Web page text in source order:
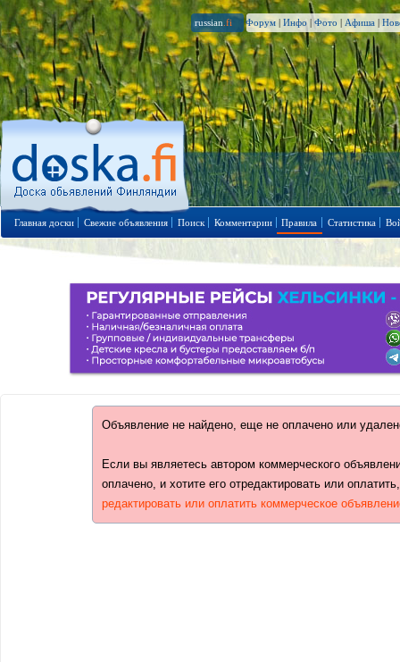
russian .fi Форум | Инфо | Фото | Афиша |
Главная доски Свежие объявления Поиск Комментарии Правила Статистика
Объявление не найдено, еще не оплачено или
Если вы являетесь автором коммерческого
оплачено, и хотите его отредактировать или
редактировать или оплатить коммерческое